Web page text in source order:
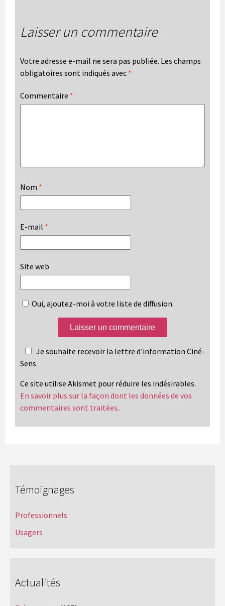
Laisser un commentaire
Votre adresse e-mail ne sera pas publiée. Les champs
obligatoires sont indiqués avec *
Commentaire *
Nom *
E-mail *
Site web
Oui, ajoutez-moi à votre liste de diffusion.
Je souhaite recevoir la lettre d'information Ciné-
Sens
Ce site utilise Akismet pour réduire les indésirables.
En savoir plus sur la façon dont les données de vos
commentaires sont traitées.
Témoignages
Professionnels
Usagers
Actualités